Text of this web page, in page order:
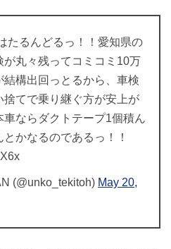
たるんどるっ！！愛知県の
が丸々残ってコミコミ10万
結構出回っとるから、車検
捨てで乗り継ぐ方が安上が
車ならダクトテープ1個積ん
かなるのであるっ！！
(@unko_tekitoh) May 20,